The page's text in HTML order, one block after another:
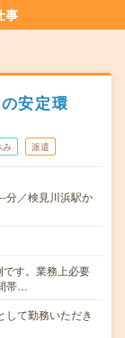
事
安定環
み 派遣
分／検見川浜駅か
す。業務上必要
帯…
して勤務いただき